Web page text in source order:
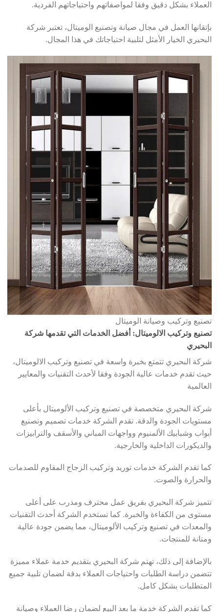
العملاء بشكل دقيق وفقا لمواصفاتهم واحتياجاتهم الفردية.
بإتقانها العمل في مجال صيانة وتصنيع الوميتال، تعتبر شركة
البحيري الخيار الأمثل لتلبية احتياجاتك في هذا المجال.
تصنيع وتركيب وصيانة الوميتال
تصنيع وتركيب الالوميتال: أفضل الخدمات التي تقدمها شركة
البحيري
شركة البحيري تتمتع بخبرة واسعة في تصنيع وتركيب الالوميتال،
حيث تقدم خدمات عالية الجودة وفقا لأحدث التقنيات والمعايير
العالمية
شركة البحيري متخصصة في تصنيع وتركيب الألوميتال بأعلى
مستويات الجودة والدقة. تقدم الشركة خدمات تصميم وتصنيع
أبواب وشبابيك الألمنيوم وواجهات المباني والأسقف والترابيزات
والديكورات الداخلية والخارجية.
كما تقدم الشركة خدمات توريد وتركيب الزجاج المقاوم للصدمات
والحرارة والصوت.
تتميز شركة البحيري بفريق عمل محترف ومدرب على أعلى
مستوى من الكفاءة والخبرة. كما تستخدم الشركة أحدث التقنيات
والمعدات في تصنيع وتركيب الألوميتال، مما يضمن جودة عالية
ومتانة للمنتجات.
بالإضافة إلى ذلك، تهتم شركة البحيري بتقديم خدمة عملاء مميزة
تتضمن دراسة الطلبات واحتياجات العملاء بدقة لضمان تلبية جميع
المتطلبات بشكل كامل.
كما تقدم الشركة خدمة ما بعد البيع لضمان رضا العملاء وصيانة